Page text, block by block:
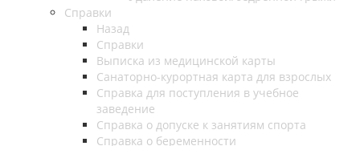
Справки
Назад
Справки
Выписка из медицинской карты
Санаторно-курортная карта для взрослых
Справка для поступления в учебное
заведение
Справка о допуске к занятиям спорта
Справка о беременности